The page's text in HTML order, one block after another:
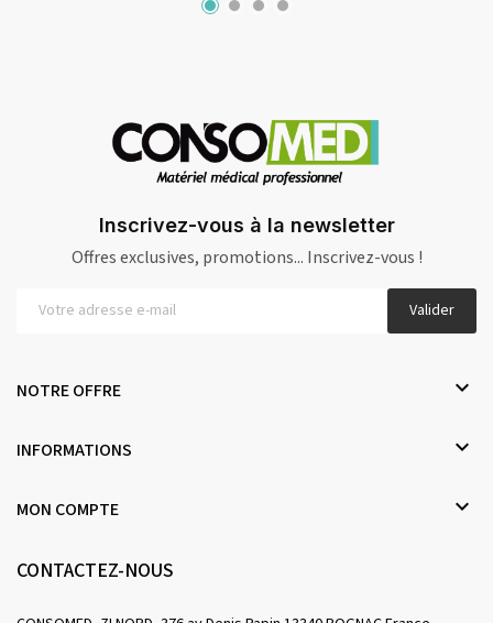
Inscrivez-vous à la newsletter
Offres exclusives, promotions... Inscrivez-vous !
Valider
NOTRE OFFRE 
INFORMATIONS 
MON COMPTE 
CONTACTEZ-NOUS